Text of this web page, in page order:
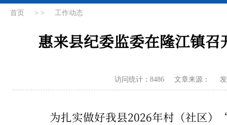
首页 > > 工作动态
惠来县纪委监委在隆江镇
访问统计：8486 文章来源：
为扎实做好我县2026年村（社区